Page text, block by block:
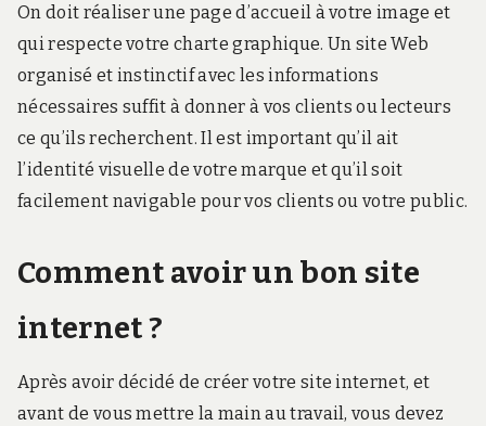
On doit réaliser une page d’accueil à votre image et
qui respecte votre charte graphique. Un site Web
organisé et instinctif avec les informations
nécessaires suffit à donner à vos clients ou lecteurs
ce qu’ils recherchent. Il est important qu’il ait
l’identité visuelle de votre marque et qu’il soit
facilement navigable pour vos clients ou votre public.
Comment avoir un bon site
internet ?
Après avoir décidé de créer votre site internet, et
avant de vous mettre la main au travail, vous devez